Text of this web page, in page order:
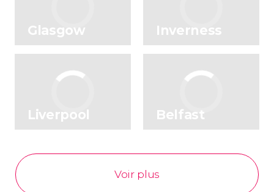
Glasgow Inverness
Liverpool Belfast
Voir plus